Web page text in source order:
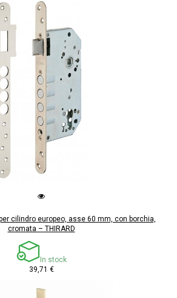
cilindro europeo, asse 60 mm, con borchia,
cromata – THIRARD
In stock
39,71 €